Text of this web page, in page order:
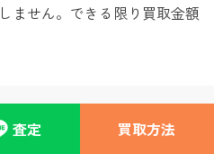
査定 買取方法
ません。できる限り買取金額